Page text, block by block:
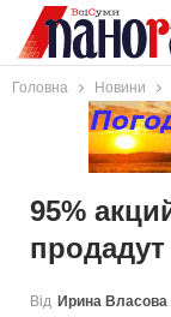
Головна Новини
95%
Від Ирина Власова